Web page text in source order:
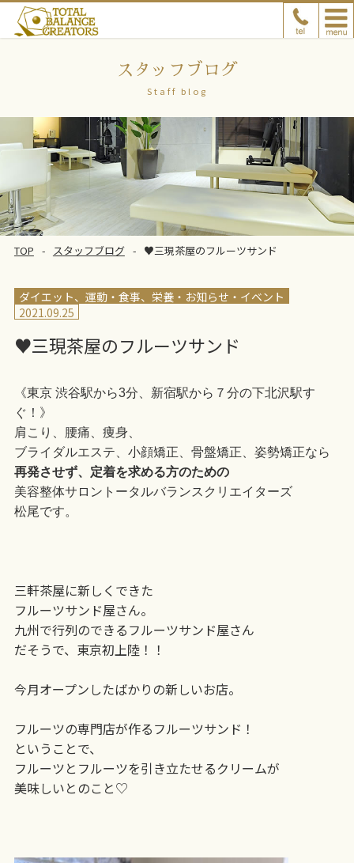
スタッフブログ
Staff blog
TOP スタッフブログ ♥三現茶屋のフルーツサンド
ダイエット、運動 食事、栄養
お知らせ・イベント
2021.09.25
♥三現茶屋のフルーツサンド
《東京 渋谷駅から3分、新宿駅から７分の下北沢駅す
ぐ！》
肩こり、腰痛、痩身、
ブライダルエステ、小顔矯正、骨盤矯正、姿勢矯正なら
再発させず、定着を求める方のための
美容整体サロントータルバランスクリエイターズ
松尾です。
三軒茶屋に新しくできた
フルーツサンド屋さん。
九州で行列のできるフルーツサンド屋さん
だそうで、 東京初上陸！！
今月オープンしたばかりの新しいお店。
フルーツの専門店が作るフルーツサンド！
ということで、
フルーツとフルーツを引き立たせるクリームが
美味しいとのこと♡